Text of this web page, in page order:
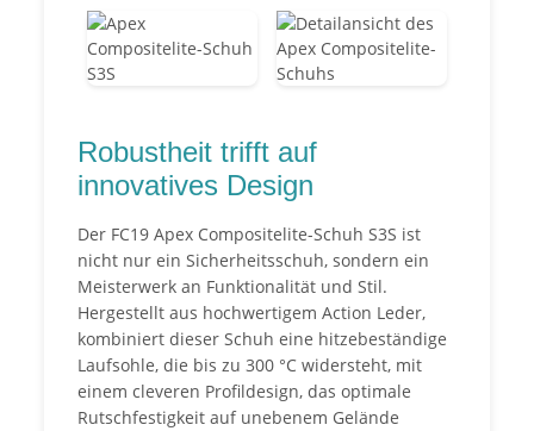
Robustheit trifft auf
innovatives Design
Der FC19 Apex Compositelite-Schuh S3S ist
nicht nur ein Sicherheitsschuh, sondern ein
Meisterwerk an Funktionalität und Stil.
Hergestellt aus hochwertigem Action Leder,
kombiniert dieser Schuh eine hitzebeständige
Laufsohle, die bis zu 300 °C widersteht, mit
einem cleveren Profildesign, das optimale
Rutschfestigkeit auf unebenem Gelände